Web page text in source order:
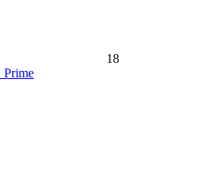
18